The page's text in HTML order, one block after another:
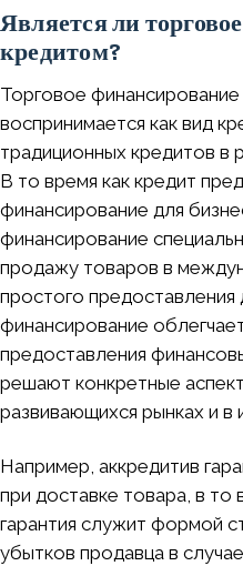
Является ли
кредитом?
Торговое
воспринимается как вид
традиционных кредитов в
В то время как кредит
финансирование для
финансирование
продажу товаров в
простого
финансирование
предоставления
решают конкретные
развивающихся рынках и в
Например, аккредитив
при доставке товара, в то
гарантия служит формой
убытков продавца в